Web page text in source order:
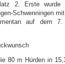
2. Erste wurde
Schwenningen
auf dem
80 m Hürden in